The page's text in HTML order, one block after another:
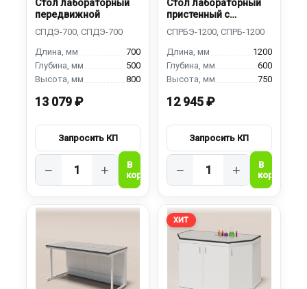
Стол лабораторный
передвижной
700
500
800
13 079 ₽
− +
Стол лабораторный
пристенный с
1200
600
750
12 945 ₽
− +
ХИТ